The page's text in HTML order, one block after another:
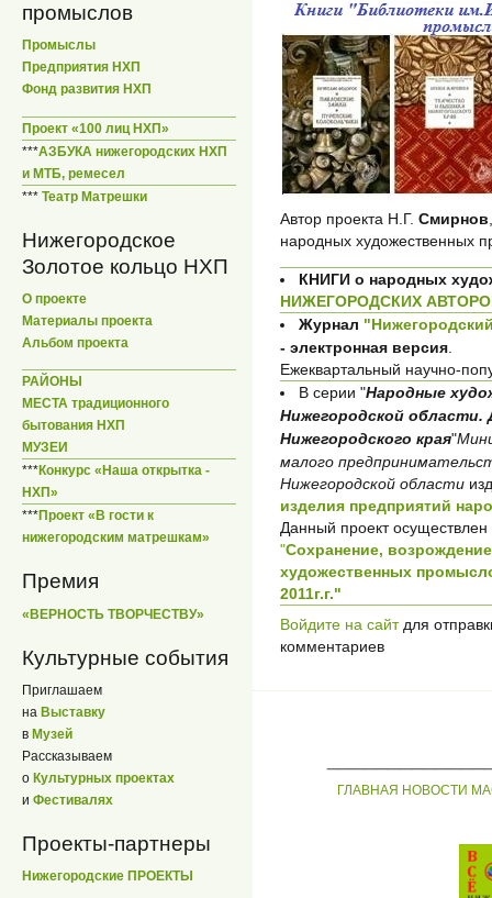
промыслов
Промыслы
Предприятия НХП
Фонд развития НХП
Проект «100 лиц НХП»
***АЗБУКА нижегородских НХП
и МТБ, ремесел
*** Театр Матрешки
Нижегородское
Золотое кольцо НХП
О проекте
Материалы проекта
Альбом проекта
РАЙОНЫ
МЕСТА традиционного
бытования НХП
МУЗЕИ
***Конкурс «Наша открытка -
НХП»
***Проект «В гости к
нижегородским матрешкам»
Премия
«ВЕРНОСТЬ ТВОРЧЕСТВУ»
Культурные события
Приглашаем
на Выставку
в Музей
Рассказываем
о Культурных проектах
и Фестивалях
Проекты-партнеры
Нижегородские ПРОЕКТЫ
Автор проекта Н.Г. Смирнов
народных художественных
КНИГИ о народных
НИЖЕГОРОДСКИХ
Журнал
- электронная версия
Ежеквартальный научно-
В серии "Народные
Нижегородской области.
Нижегородского края"
малого
Нижегородской области
изделия предприятий
Данный проект
"Сохранение,
художественных
2011г.г."
Войдите на сайтдля
комментариев
ГЛАВНАЯ НОВОСТИ